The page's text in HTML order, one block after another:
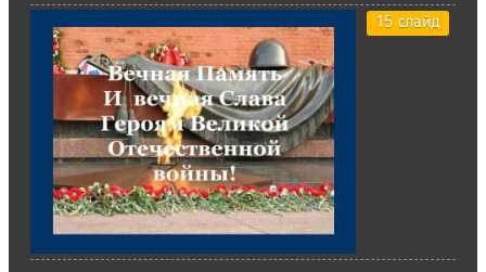
15 слайд